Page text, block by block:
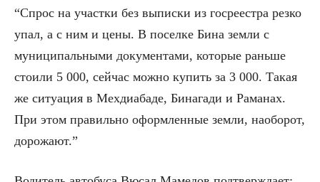
“Спрос на участки без выписки из госреестра резко
упал, а с ним и цены. В поселке Бина земли с
муниципальными документами, которые раньше
стоили 5 000, сейчас можно купить за 3 000. Такая
же ситуация в Мехдиабаде, Бинагади и Раманах.
При этом правильно оформленные земли, наоборот,
дорожают.”